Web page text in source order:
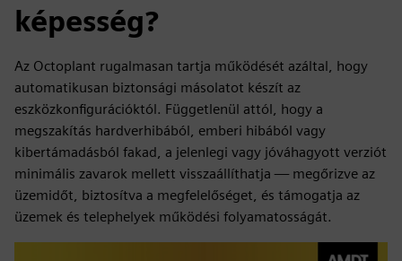
képesség?
Az Octoplant rugalmasan tartja működését azáltal, hogy
automatikusan biztonsági másolatot készít az
eszközkonfigurációktól. Függetlenül attól, hogy a
megszakítás hardverhibából, emberi hibából vagy
kibertámadásból fakad, a jelenlegi vagy jóváhagyott verziót
minimális zavarok mellett visszaállíthatja — megőrizve az
üzemidőt, biztosítva a megfelelőséget, és támogatja az
üzemek és telephelyek működési folyamatosságát.